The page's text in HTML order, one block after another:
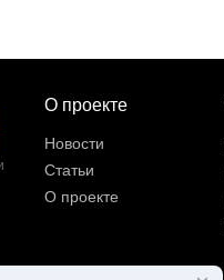
О проекте
Новости
Статьи
О проекте